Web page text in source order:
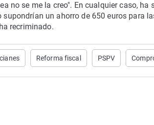
no se me la creo". En cualquier caso,
un ahorro de 650 euros para
recriminado.
Reforma fiscal PSPV